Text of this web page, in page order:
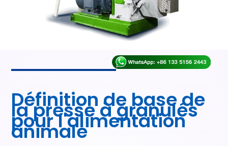
Définition de base de
la presse à granulés
pour l'alimentation
animale